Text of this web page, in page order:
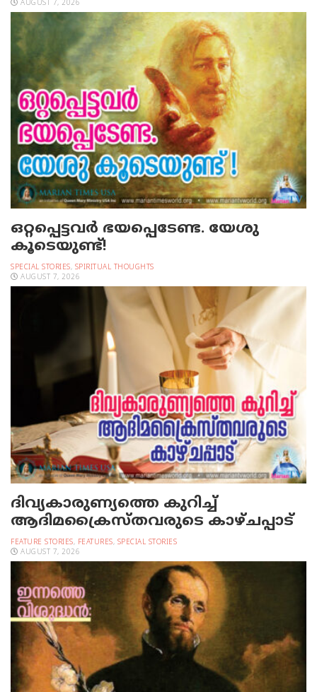
AUGUST 7, 2026
ഒറ്റപ്പെട്ടവര്‍ ഭയപ്പെടേണ്ട. യേശു
കൂടെയുണ്ട്!
SPECIAL STORIES, SPIRITUAL THOUGHTS
AUGUST 7, 2026
ദിവ്യകാരുണ്യത്തെ കുറിച്ച്
ആദിമക്രൈസ്തവരുടെ കാഴ്ചപ്പാട്
FEATURE STORIES, FEATURES, SPECIAL STORIES
AUGUST 7, 2026